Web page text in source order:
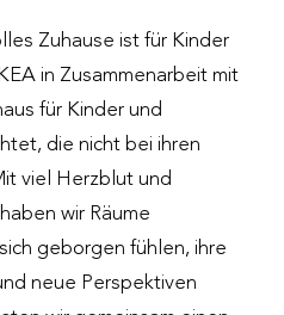
Zuhause ist für Kinder
in Zusammenarbeit mit
für Kinder und
die nicht bei ihren
viel Herzblut und
wir Räume
geborgen fühlen, ihre
neue Perspektiven